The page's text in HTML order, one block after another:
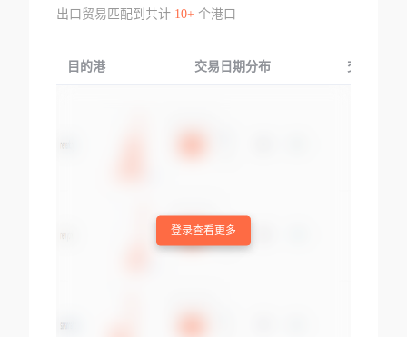
出口贸易匹配到共计 10+个港口
目的港 交易日期分布 交易产品
登录查看更多